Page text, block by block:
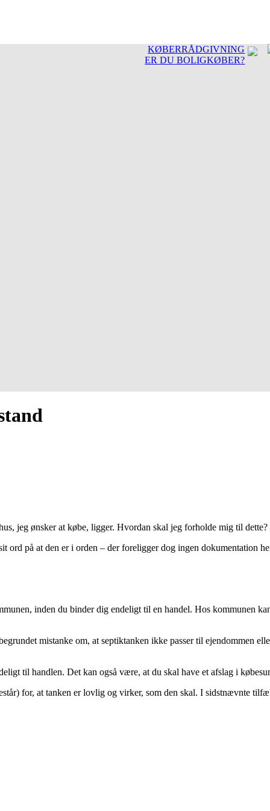
KØBERRÅDGIVNING
ER DU BOLIGKØBER?
jeg ønsker at købe, ligger. Hvordan skal jeg forholde mig til dette?
på at den er i orden – der foreligger dog ingen dokumentation
inden du binder dig endeligt til en handel. Hos kommunen
mistanke om, at septiktanken ikke passer til ejendommen
til handlen. Det kan også være, at du skal have et afslag i
for, at tanken er lovlig og virker, som den skal. I sidstnævnte